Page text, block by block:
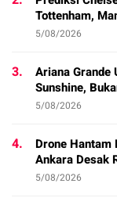
Tottenham,
5/08/2026
3.
Ariana Grande
Sunshine,
5/08/2026
4.
Drone Hantam
Ankara Desak
5/08/2026